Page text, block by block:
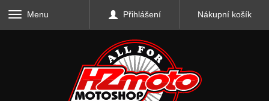
Menu Přihlášení Nákupní košík